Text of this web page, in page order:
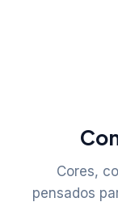
Cores,
pensados